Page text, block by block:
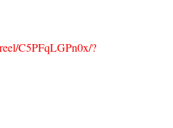
C5PFqLGPn0x/?